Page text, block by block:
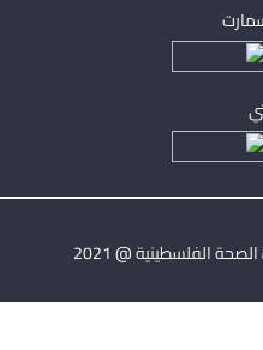
الفلسطينية @ 2021